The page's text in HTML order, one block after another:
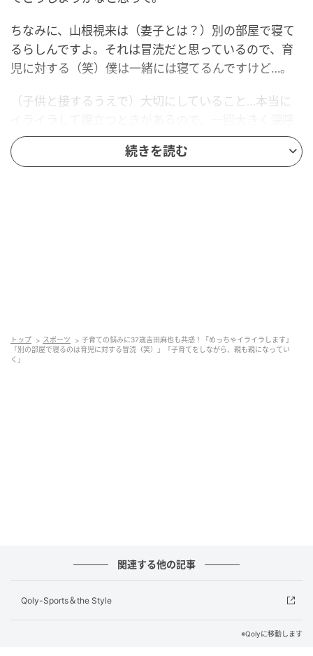
ちなみに、山根視来は（妻子とは？）別の部屋で寝て
るらしんですよ。それは冒涜だと思っているので、育
児に対する（笑）僕は一緒には寝てるんですけど…。
（子供と接するうえで）大切にしていること…本当に
吸ですね、深呼吸しかないでしょう（笑）呼吸で一回
ストレスをフリー…にはできないけど、ストレスをリ
い事させる、勉強させる、塾に行かせるとか、色々と
アドオンがあると思いますけど、ベースのところは、
お母さんは母性が出るらしいんですよ、ミルクを与え
ると。だから、お母さんが眠くなるのは分かる。よく
授乳しながら、そのままうとうとみたいなのが、夜中
にうちの奥さんのも見ることあったんですけど。
続きを読む
トップ スポーツ
子育ての悩みに37歳吉田麻也も共感！「めっちゃイライラします」
「別の部屋で寝るのは育児に対する冒涜（笑）」「子育てをしながら、親も親になってい
く」
関連する他の記事
Qoly-Sports＆the Style
※Qolyに移動します